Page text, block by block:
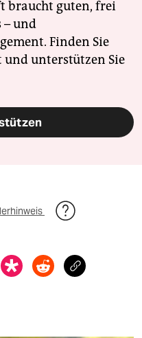
braucht guten, frei
– und
Finden Sie
und unterstützen Sie